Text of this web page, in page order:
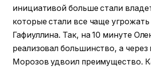
инициативой больше стали
которые стали все чаще
Гафиуллина. Так, на 10 минуте
реализовал большинство, а через
Морозов удвоил преимущество.